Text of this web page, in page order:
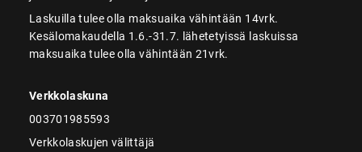
Laskuilla tulee olla maksuaika vähintään 14vrk.
Kesälomakaudella 1.6.-31.7. lähetetyissä laskuissa
maksuaika tulee olla vähintään 21vrk.
Verkkolaskuna
003701985593
Verkkolaskujen välittäjä